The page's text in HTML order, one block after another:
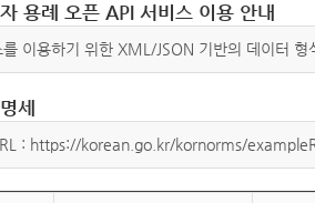
용례 오픈 API 서비스 이용 안내
이용하기 위한 XML/JSON 기반의 데이터
세
: https://korean.go.kr/kornorms/